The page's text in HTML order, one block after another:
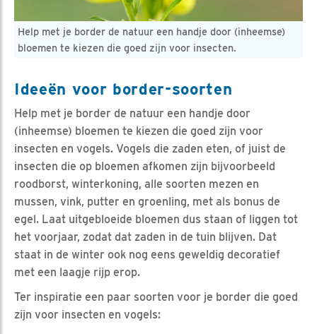
Help met je border de natuur een handje door (inheemse)
bloemen te kiezen die goed zijn voor insecten.
Ideeën voor border-soorten
Help met je border de natuur een handje door
(inheemse) bloemen te kiezen die goed zijn voor
insecten en vogels. Vogels die zaden eten, of juist de
insecten die op bloemen afkomen zijn bijvoorbeeld
roodborst, winterkoning, alle soorten mezen en
mussen, vink, putter en groenling, met als bonus de
egel. Laat uitgebloeide bloemen dus staan of liggen tot
het voorjaar, zodat dat zaden in de tuin blijven. Dat
staat in de winter ook nog eens geweldig decoratief
met een laagje rijp erop.
Ter inspiratie een paar soorten voor je border die goed
zijn voor insecten en vogels: